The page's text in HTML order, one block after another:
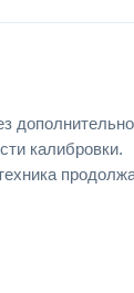
калибровки.